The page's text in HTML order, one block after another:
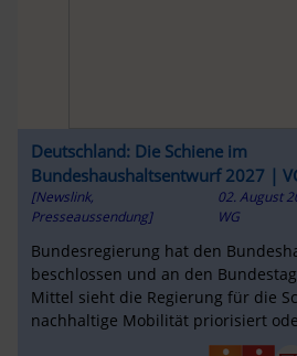
Deutschland: Die Schiene im
Bundeshaushaltsentwurf 2027 |
[Newslink,
Presseaussendung]
02. August
WG
Bundesregierung hat den
beschlossen und an den
Mittel sieht die Regierung für die
nachhaltige Mobilität priorisiert
prekär? Wir geben einen ersten...